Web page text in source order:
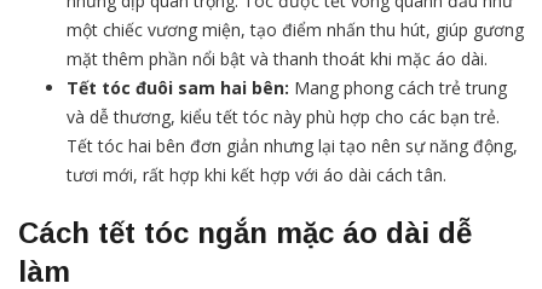
một chiếc vương miện, tạo điểm nhấn thu hút, giúp gương
mặt thêm phần nổi bật và thanh thoát khi mặc áo dài.
Tết tóc đuôi sam hai bên: Mang phong cách trẻ trung
và dễ thương, kiểu tết tóc này phù hợp cho các bạn trẻ.
Tết tóc hai bên đơn giản nhưng lại tạo nên sự năng động,
tươi mới, rất hợp khi kết hợp với áo dài cách tân.
Cách tết tóc ngắn mặc áo dài dễ
làm